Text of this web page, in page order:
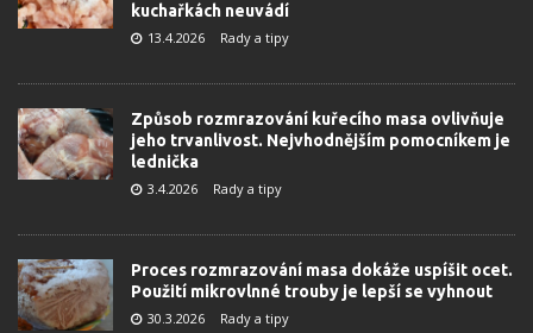
kuchařkách neuvádí
13.4.2026 Rady a tipy
Způsob rozmrazování kuřecího masa ovlivňuje
jeho trvanlivost. Nejvhodnějším pomocníkem je
lednička
3.4.2026 Rady a tipy
Proces rozmrazování masa dokáže uspíšit ocet.
Použití mikrovlnné trouby je lepší se vyhnout
30.3.2026 Rady a tipy